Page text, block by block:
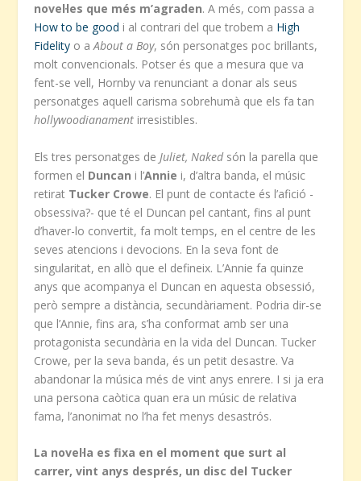
novel·les que més m’agraden. A més, com passa a
How to be good i al contrari del que trobem a High
Fidelity o aAbout a Boy, són personatges poc brillants,
molt convencionals. Potser és que a mesura que va
fent-se vell, Hornby va renunciant a donar als seus
personatges aquell carisma sobrehumà que els fa tan
hollywoodianament irresistibles.
Els tres personatges de Juliet, Nakedsón la parella que
formen el Duncan i l’Annie i, d’altra banda, el músic
retirat Tucker Crowe. El punt de contacte és l’afició -
obsessiva?- que té el Duncan pel cantant, fins al punt
d’haver-lo convertit, fa molt temps, en el centre de les
seves atencions i devocions. En la seva font de
singularitat, en allò que el defineix. L’Annie fa quinze
anys que acompanya el Duncan en aquesta obsessió,
però sempre a distància, secundàriament. Podria dir-se
que l’Annie, fins ara, s’ha conformat amb ser una
protagonista secundària en la vida del Duncan. Tucker
Crowe, per la seva banda, és un petit desastre. Va
abandonar la música més de vint anys enrere. I si ja era
una persona caòtica quan era un músic de relativa
fama, l’anonimat no l’ha fet menys desastrós.
La novel·la es fixa en el moment que surt al
carrer, vint anys després, un disc del Tucker